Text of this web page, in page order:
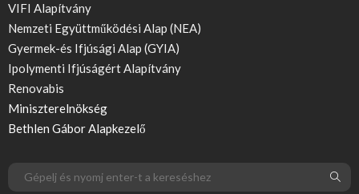
VIFI Alapítvány
Nemzeti Együttműködési Alap (NEA)
Gyermek-és Ifjúsági Alap (GYIA)
Ipolymenti Ifjúságért Alapítvány
Renovabis
Miniszterelnökség
Bethlen Gábor Alapkezelő